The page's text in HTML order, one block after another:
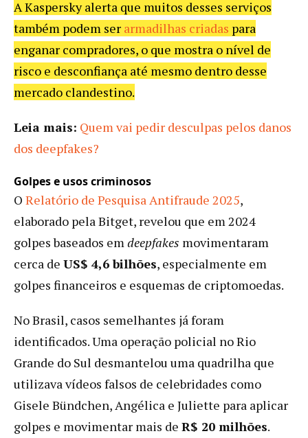
A Kaspersky alerta que muitos desses serviços
também podem ser armadilhas criadas para
enganar compradores, o que mostra o nível de
risco e desconfiança até mesmo dentro desse
mercado clandestino.
Leia mais: Quem vai pedir desculpas pelos danos
dos deepfakes?
Golpes e usos criminosos
O Relatório de Pesquisa Antifraude 2025,
elaborado pela Bitget, revelou que em 2024
golpes baseados emdeepfakes movimentaram
cerca de US$ 4,6 bilhões, especialmente em
golpes financeiros e esquemas de criptomoedas.
No Brasil, casos semelhantes já foram
identificados. Uma operação policial no Rio
Grande do Sul desmantelou uma quadrilha que
utilizava vídeos falsos de celebridades como
Gisele Bündchen, Angélica e Juliette para aplicar
golpes e movimentar mais de R$ 20 milhões.